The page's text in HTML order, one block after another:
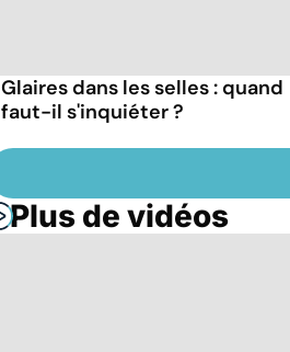
Glaires dans les selles : quand
faut-il s'inquiéter ?
Plus de vidéos